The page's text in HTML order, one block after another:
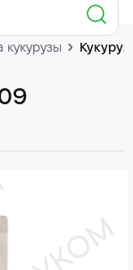
кукурузы